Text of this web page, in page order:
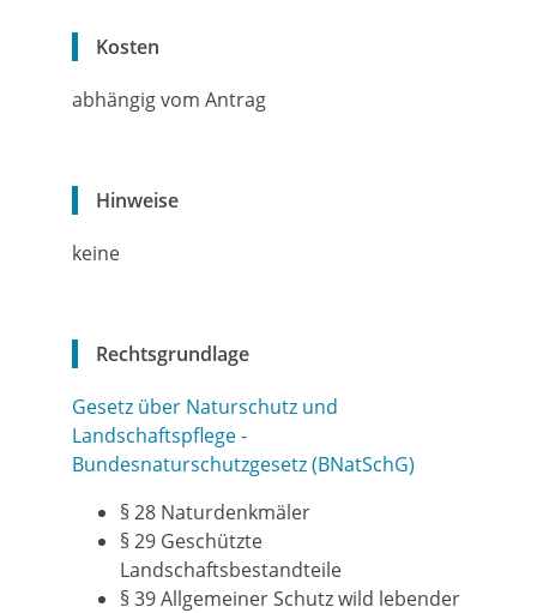
Kosten
abhängig vom Antrag
Hinweise
keine
Rechtsgrundlage
Gesetz über Naturschutz und
Landschaftspflege -
Bundesnaturschutzgesetz (BNatSchG)
§ 28 Naturdenkmäler
§ 29 Geschützte
Landschaftsbestandteile
§ 39 Allgemeiner Schutz wild lebender